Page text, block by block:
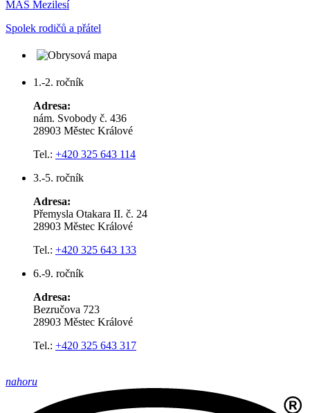
MAS Mezilesí
Spolek rodičů a přátel
1.-2. ročník
Adresa:
nám. Svobody č. 436
28903 Městec Králové
Tel.: +420 325 643 114
3.-5. ročník
Adresa:
Přemysla Otakara II. č. 24
28903 Městec Králové
Tel.: +420 325 643 133
6.-9. ročník
Adresa:
Bezručova 723
28903 Městec Králové
Tel.: +420 325 643 317
nahoru